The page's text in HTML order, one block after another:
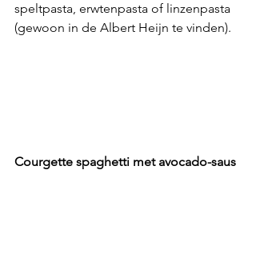
speltpasta, erwtenpasta of linzenpasta
(gewoon in de Albert Heijn te vinden).
Courgette spaghetti met avocado-saus